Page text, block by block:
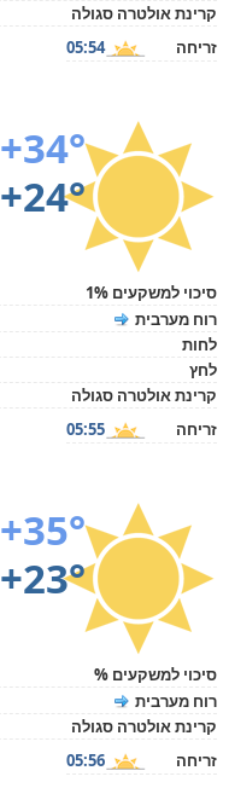
קרינת אולטרה סגולה
זריחה
05:54
+34°
+24°
סיכוי למשקעים 1%
רוח מערבית
לחות
לחץ
קרינת אולטרה סגולה
זריחה
05:55
+35°
+23°
סיכוי למשקעים %
רוח מערבית
קרינת אולטרה סגולה
זריחה
05:56